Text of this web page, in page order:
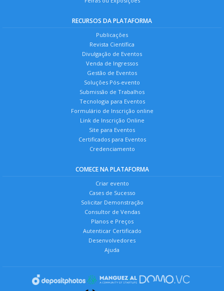
RECURSOS DA PLATAFORMA
Publicações
Revista Científica
Divulgação de Eventos
Venda de Ingressos
Gestão de Eventos
Soluções Pós-evento
Submissão de Trabalhos
Tecnologia para Eventos
Formulário de Inscrição online
Link de Inscrição Online
Site para Eventos
Certificados para Eventos
Credenciamento
COMECE NA PLATAFORMA
Criar evento
Cases de Sucesso
Solicitar Demonstração
Consultor de Vendas
Planos e Preços
Autenticar Certificado
Desenvolvedores
Ajuda